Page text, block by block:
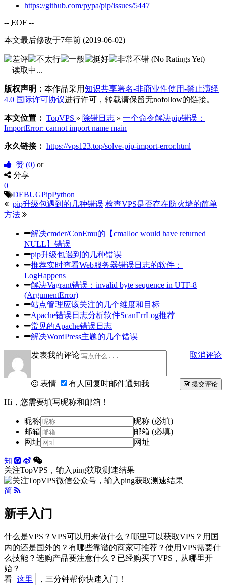
https://github.com/pypa/pip/issues/5447
-- EOF --
本文最后修改于7年前 (2019-06-02)
(No Ratings Yet)
读取中...
版权声明： 本作品采用知识共享署名-非商业性使用-禁止演绎
4.0 国际许可协议进行许可，转载请保留无nofollow的链接。
本文位置： TopVPS » 除错日志 » 一个命令解决pip错误：
ImportError: cannot import name main
永久链接： https://vps123.top/solve-pip-import-error.html
赞 (0) or
分享
0
DEBUGPipPython
pip升级包遇到的几种错误 检查VPS是否存在防火墙的简单
方法
解决cmder/ConEmu的【cmalloc would have returned
NULL】错误
pip升级包遇到的几种错误
推荐实时查看Web服务器错误日志的软件：
LogHappens
解决Vagrant错误：invalid byte sequence in UTF-8
(ArgumentError)
站点管理应该关注的几个维度和目标
Apache错误日志分析软件ScanErrLog推荐
常见的Apache错误日志
解决WordPress主题的几个错误
发表我的评论 取消评论
提交评论
表情 有人回复时邮件通知我
Hi，您需要填写昵称和邮箱！
昵称
昵称 (必填)
邮箱
邮箱 (必填)
网址
网址
知
关注TopVPS，输入ping获取测速结果
简
新手入门
什么是VPS？VPS可以用来做什么？哪里可以获取VPS？用国
内的还是国外的？有哪些靠谱的商家可推荐？使用VPS需要什
么技能？选购产品要注意什么？已经购买了VPS，从哪里开
始？
看 这里 ，三分钟帮你快速入门！